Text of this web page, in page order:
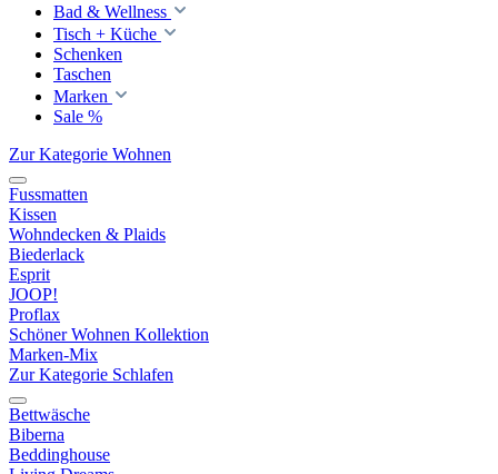
Bad & Wellness
Tisch + Küche
Schenken
Taschen
Marken
Sale %
Zur Kategorie Wohnen
Fussmatten
Kissen
Wohndecken & Plaids
Biederlack
Esprit
JOOP!
Proflax
Schöner Wohnen Kollektion
Marken-Mix
Zur Kategorie Schlafen
Bettwäsche
Biberna
Beddinghouse